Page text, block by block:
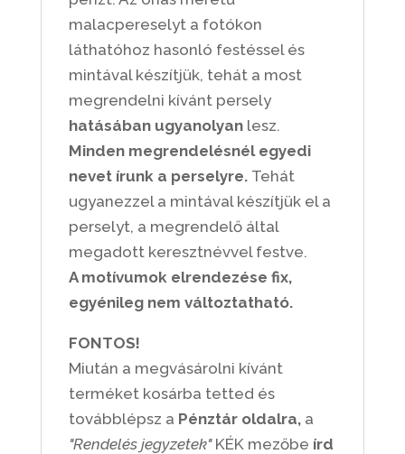
malacpereselyt a fotókon
láthatóhoz hasonló festéssel és
mintával készítjük, tehát a most
megrendelni kívánt persely
hatásában ugyanolyanlesz.
Minden megrendelésnél egyedi
nevet írunk a perselyre. Tehát
ugyanezzel a mintával készítjük el a
perselyt, a megrendelő által
megadott keresztnévvel festve.
A motívumok elrendezése fix,
egyénileg nem változtatható.
FONTOS!
Miután a megvásárolni kívánt
terméket kosárba tetted és
továbblépsz a Pénztár oldalra,a
"Rendelés jegyzetek"KÉK mezőbe írd